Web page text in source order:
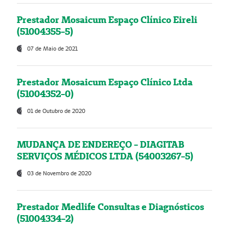
Prestador Mosaicum Espaço Clínico Eireli
(51004355-5)
07 de Maio de 2021
Prestador Mosaicum Espaço Clínico Ltda
(51004352-0)
01 de Outubro de 2020
MUDANÇA DE ENDEREÇO - DIAGITAB
SERVIÇOS MÉDICOS LTDA (54003267-5)
03 de Novembro de 2020
Prestador Medlife Consultas e Diagnósticos
(51004334-2)